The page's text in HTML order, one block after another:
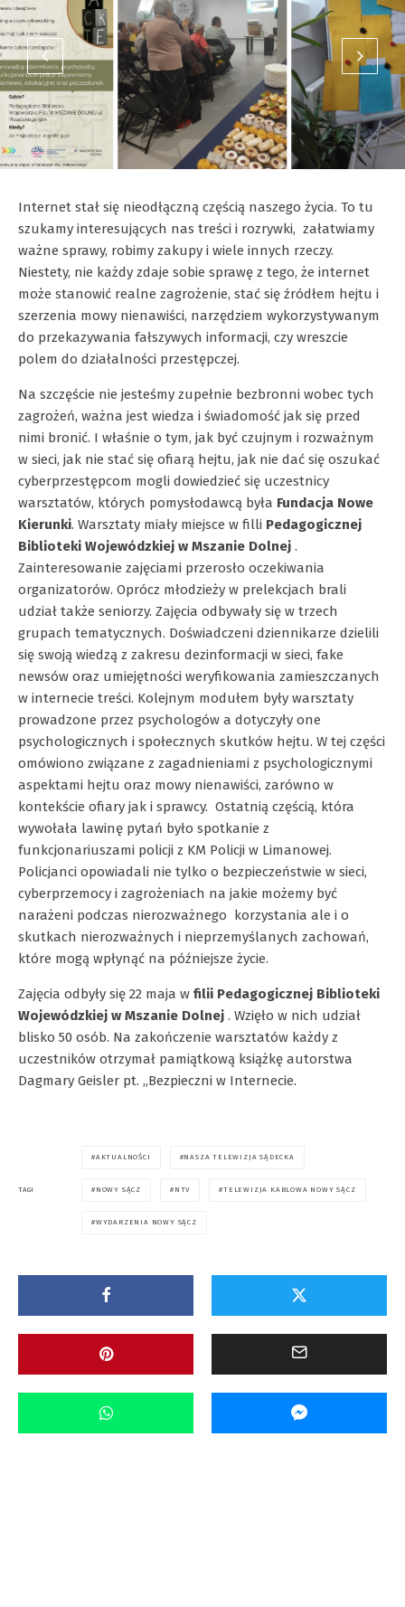
Internet stał się nieodłączną częścią naszego życia. To tu
szukamy interesujących nas treści i rozrywki, załatwiamy
ważne sprawy, robimy zakupy i wiele innych rzeczy.
Niestety, nie każdy zdaje sobie sprawę z tego, że internet
może stanowić realne zagrożenie, stać się źródłem hejtu i
szerzenia mowy nienawiści, narzędziem wykorzystywanym
do przekazywania fałszywych informacji, czy wreszcie
polem do działalności przestępczej.
Na szczęście nie jesteśmy zupełnie bezbronni wobec tych
zagrożeń, ważna jest wiedza i świadomość jak się przed
nimi bronić. I właśnie o tym, jak być czujnym i rozważnym
w sieci, jak nie stać się ofiarą hejtu, jak nie dać się oszukać
cyberprzestępcom mogli dowiedzieć się uczestnicy
warsztatów, których pomysłodawcą była Fundacja Nowe
Kierunki. Warsztaty miały miejsce w filli Pedagogicznej
Biblioteki Wojewódzkiej w Mszanie Dolnej .
Zainteresowanie zajęciami przerosło oczekiwania
organizatorów. Oprócz młodzieży w prelekcjach brali
udział także seniorzy. Zajęcia odbywały się w trzech
grupach tematycznych. Doświadczeni dziennikarze dzielili
się swoją wiedzą z zakresu dezinformacji w sieci, fake
newsów oraz umiejętności weryfikowania zamieszczanych
w internecie treści. Kolejnym modułem były warsztaty
prowadzone przez psychologów a dotyczyły one
psychologicznych i społecznych skutków hejtu. W tej części
omówiono związane z zagadnieniami z psychologicznymi
aspektami hejtu oraz mowy nienawiści, zarówno w
kontekście ofiary jak i sprawcy. Ostatnią częścią, która
wywołała lawinę pytań było spotkanie z
funkcjonariuszami policji z KM Policji w Limanowej.
Policjanci opowiadali nie tylko o bezpieczeństwie w sieci,
cyberprzemocy i zagrożeniach na jakie możemy być
narażeni podczas nierozważnego korzystania ale i o
skutkach nierozważnych i nieprzemyślanych zachowań,
które mogą wpłynąć na późniejsze życie.
Zajęcia odbyły się 22 maja w filii Pedagogicznej Biblioteki
Wojewódzkiej w Mszanie Dolnej . Wzięło w nich udział
blisko 50 osób. Na zakończenie warsztatów każdy z
uczestników otrzymał pamiątkową książkę autorstwa
Dagmary Geisler pt. „Bezpieczni w Internecie.
TAGI
AKTUALNOŚCI NASZA TELEWIZJA SĄDECKA
NOWY SĄCZ NTV TELEWIZJA KABLOWA NOWY SĄCZ
WYDARZENIA NOWY SĄCZ